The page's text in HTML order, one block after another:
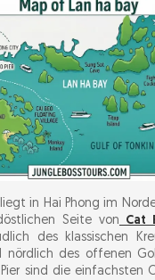
für die Lan-Ha-
Kreuzfahrtpreis,
ist
Lan-Ha-Bucht
in Hai Phong im
Seite von Cat
des klassischen
nördlich des offenen
sind die einfachsten